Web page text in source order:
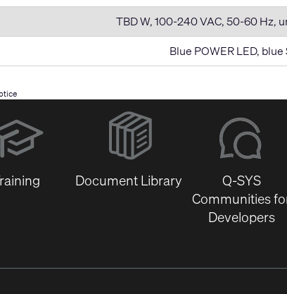
TBD W, 100-240 VAC, 50-60 Hz,
Blue POWER LED, blue
Document Library
Q-SYS
Communities
Developers